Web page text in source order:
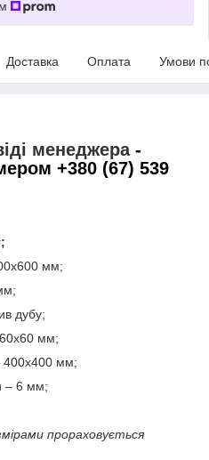
Доставка Оплата Умови
менеджера -
+380 (67) 539
мм;
дубу;
60х60 мм;
400х400 мм;
– 6 мм;
прораховується